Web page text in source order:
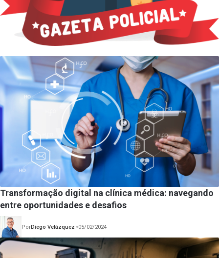
Transformação digital na clínica médica: navegando
entre oportunidades e desafios
PorDiego Velázquez 05/02/2024